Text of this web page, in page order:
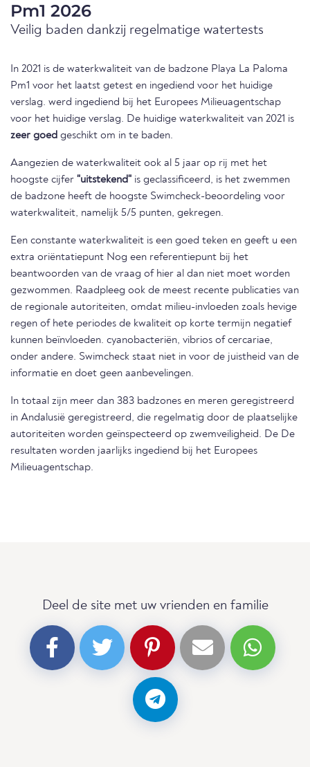
Pm1 2026
Veilig baden dankzij regelmatige watertests
In 2021 is de waterkwaliteit van de badzone Playa La Paloma
Pm1 voor het laatst getest en ingediend voor het huidige
verslag. werd ingediend bij het Europees Milieuagentschap
voor het huidige verslag. De huidige waterkwaliteit van 2021 is
zeer goed geschikt om in te baden.
Aangezien de waterkwaliteit ook al 5 jaar op rij met het
hoogste cijfer "uitstekend" is geclassificeerd, is het zwemmen
de badzone heeft de hoogste Swimcheck-beoordeling voor
waterkwaliteit, namelijk 5/5 punten, gekregen.
Een constante waterkwaliteit is een goed teken en geeft u een
extra oriëntatiepunt Nog een referentiepunt bij het
beantwoorden van de vraag of hier al dan niet moet worden
gezwommen. Raadpleeg ook de meest recente publicaties van
de regionale autoriteiten, omdat milieu-invloeden zoals hevige
regen of hete periodes de kwaliteit op korte termijn negatief
kunnen beïnvloeden. cyanobacteriën, vibrios of cercariae,
onder andere. Swimcheck staat niet in voor de juistheid van de
informatie en doet geen aanbevelingen.
In totaal zijn meer dan 383 badzones en meren geregistreerd
in Andalusië geregistreerd, die regelmatig door de plaatselijke
autoriteiten worden geïnspecteerd op zwemveiligheid. De De
resultaten worden jaarlijks ingediend bij het Europees
Milieuagentschap.
Deel de site met uw vrienden en familie